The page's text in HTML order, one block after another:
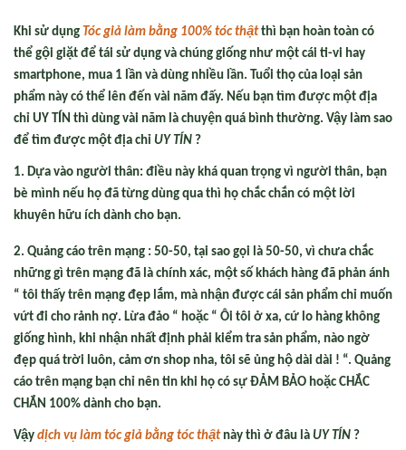
Khi sử dụng Tóc giả làm bằng 100% tóc thậtthì bạn hoàn toàn có
thể gội giặt để tái sử dụng và chúng giống như một cái ti-vi hay
smartphone, mua 1 lần và dùng nhiều lần. Tuổi thọ của loại sản
phẩm này có thể lên đến vài năm đấy. Nếu bạn tìm được một địa
chỉ UY TÍN thì dùng vài năm là chuyện quá bình thường. Vậy làm sao
để tìm được một địa chỉ UY TÍN ?
1. Dựa vào người thân: điều này khá quan trọng vì người thân, bạn
bè mình nếu họ đã từng dùng qua thì họ chắc chắn có một lời
khuyên hữu ích dành cho bạn.
2. Quảng cáo trên mạng : 50-50, tại sao gọi là 50-50, vì chưa chắc
những gì trên mạng đã là chính xác, một số khách hàng đã phản ánh
“ tôi thấy trên mạng đẹp lắm, mà nhận được cái sản phẩm chỉ muốn
vứt đi cho rảnh nợ. Lừa đảo “ hoặc “ Ôi tôi ở xa, cứ lo hàng không
giống hình, khi nhận nhất định phải kiểm tra sản phẩm, nào ngờ
đẹp quá trời luôn, cảm ơn shop nha, tôi sẽ ủng hộ dài dài ! “. Quảng
cáo trên mạng bạn chỉ nên tin khi họ có sự ĐẢM BẢO hoặc CHẮC
CHẮN 100% dành cho bạn.
Vậy dịch vụ làm tóc giả bằng tóc thật này thì ở đâu là UY TÍN ?